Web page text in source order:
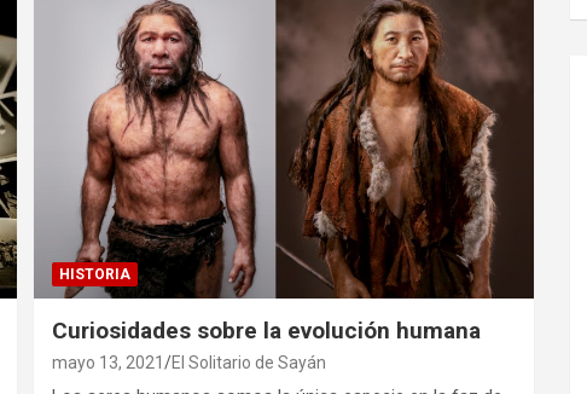
HISTORIA
Curiosidades sobre la evolución humana
mayo 13, 2021 El Solitario de Sayán